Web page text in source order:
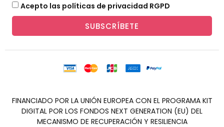
Acepto las políticas de privacidad RGPD
SUBSCRÍBETE
FINANCIADO POR LA UNIÓN EUROPEA CON EL PROGRAMA KIT
DIGITAL POR LOS FONDOS NEXT GENERATION (EU) DEL
MECANISMO DE RECUPERACIÓN Y RESILIENCIA